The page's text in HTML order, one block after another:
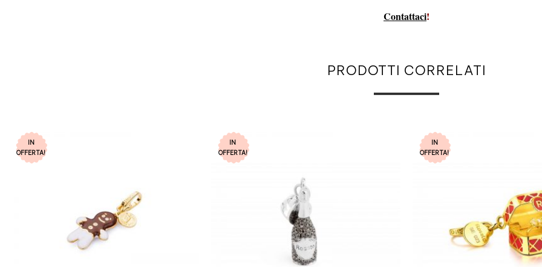
Contattaci!
PRODOTTI CORRELATI
IN
OFFERTA!
IN
OFFERTA!
IN
OFFERTA!